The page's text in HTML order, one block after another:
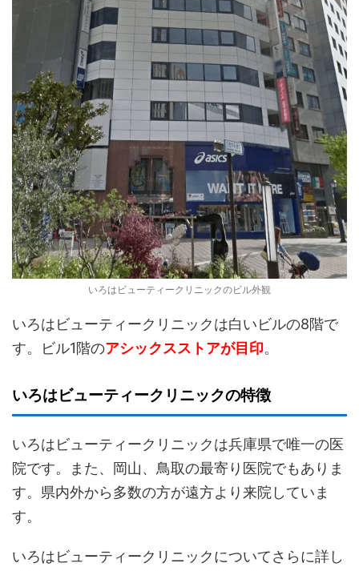
いろはビューティークリニックのビル外観
いろはビューティークリニックは白いビルの8階で
す。ビル1階のアシックスストアが目印。
いろはビューティークリニックの特徴
いろはビューティークリニックは兵庫県で唯一の医
院です。また、岡山、鳥取の最寄り医院でもありま
す。県内外から多数の方が遠方より来院していま
す。
いろはビューティークリニックについてさらに詳し